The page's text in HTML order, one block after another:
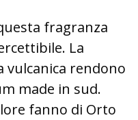
fragranza
La
vulcanica rendono
made in sud.
fanno di Orto